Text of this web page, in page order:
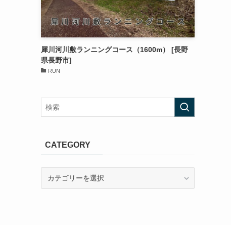
犀川河川敷ランニングコース（1600m） [長野
県長野市]
RUN
CATEGORY